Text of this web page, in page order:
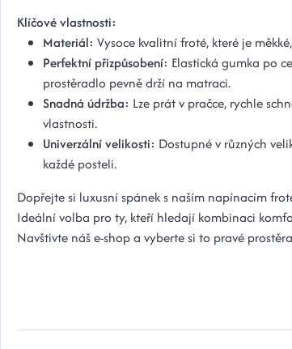
Klíčové vlastnosti:
Materiál: Vysoce kvalitní froté, které je
Perfektní přizpůsobení: Elastická gumka po
prostěradlo pevně drží na matraci.
Snadná údržba: Lze prát v pračce, rychle
vlastnosti.
Univerzální velikosti: Dostupné v různých
každé posteli.
Dopřejte si luxusní spánek s naším napínacím
Ideální volba pro ty, kteří hledají kombinaci
Navštivte náš e-shop a vyberte si to pravé